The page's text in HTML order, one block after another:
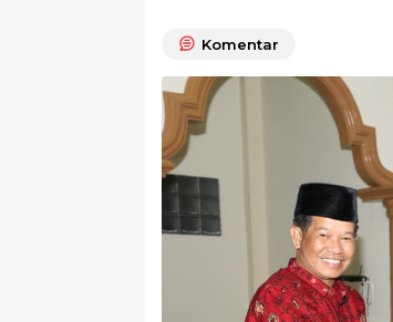
Komentar